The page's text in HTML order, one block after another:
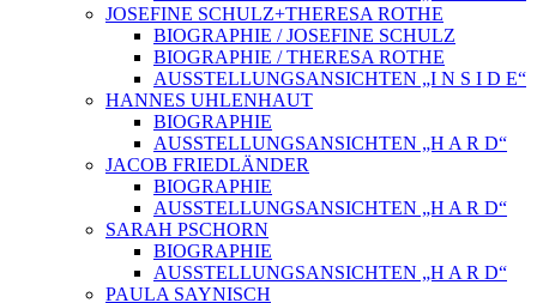
JOSEFINE SCHULZ+THERESA ROTHE
BIOGRAPHIE / JOSEFINE SCHULZ
BIOGRAPHIE / THERESA ROTHE
AUSSTELLUNGSANSICHTEN „I N S I D E“
HANNES UHLENHAUT
BIOGRAPHIE
AUSSTELLUNGSANSICHTEN „H A R D“
JACOB FRIEDLÄNDER
BIOGRAPHIE
AUSSTELLUNGSANSICHTEN „H A R D“
SARAH PSCHORN
BIOGRAPHIE
AUSSTELLUNGSANSICHTEN „H A R D“
PAULA SAYNISCH